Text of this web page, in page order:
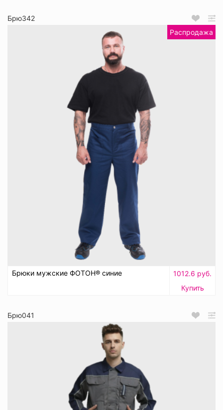
Брю342
Распродажа
Брюки мужские ФОТОН® синие
1012.6 руб.
Купить
Брю041